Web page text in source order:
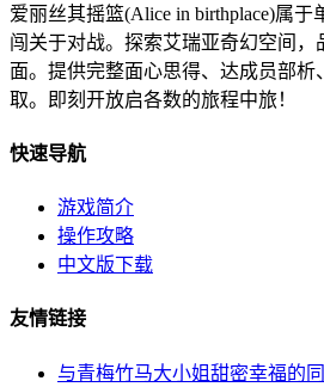
爱丽丝其摇篮(Alice in birthplace)属
闯关于对战。探索艾瑞亚奇幻空间，
面。提供完整面心思得、达成员部析
取。即刻开放启各数的旅程中旅！
快速导航
游戏简介
操作攻略
中文版下载
友情链接
与青梅竹马大小姐甜密幸福的